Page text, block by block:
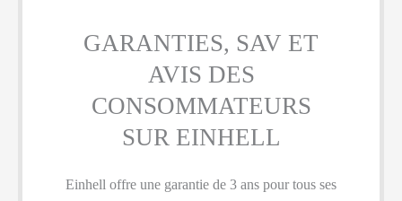
GARANTIES, SAV ET
AVIS DES
CONSOMMATEURS
SUR EINHELL
Einhell offre une garantie de 3 ans pour tous ses